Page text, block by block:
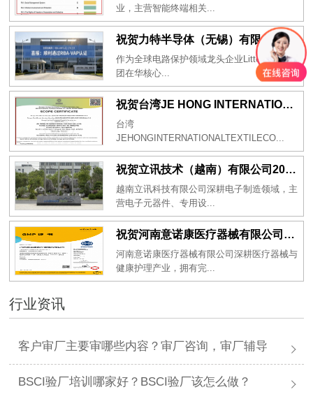
业，主营智能终端相关...
祝贺力特半导体（无锡）有限公司2026年一次性成功通过RBA-VAP认证审核并取得170.2分
作为全球电路保护领域龙头企业Littelfuse集
团在华核心...
祝贺台湾JE HONG INTERNATIONAL TEXTILE CO., LTD 2026年一次性成功通过GRS认证
台湾
JEHONGINTERNATIONALTEXTILECO...
祝贺立讯技术（越南）有限公司2026年一次性成功通过RBA-VAP审核获得金牌评级！
越南立讯科技有限公司深耕电子制造领域，主
营电子元器件、专用设...
祝贺河南意诺康医疗器械有限公司2026年一次性成功通过GMP认证
河南意诺康医疗器械有限公司深耕医疗器械与
健康护理产业，拥有完...
行业资讯
客户审厂主要审哪些内容？审厂咨询，审厂辅导
BSCI验厂培训哪家好？BSCI验厂该怎么做？